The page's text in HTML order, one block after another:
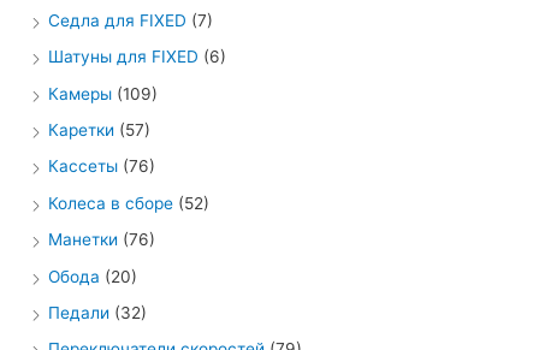
Седла для FIXED (7)
Шатуны для FIXED (6)
Камеры (109)
Каретки (57)
Кассеты (76)
Колеса в сборе (52)
Манетки (76)
Обода (20)
Педали (32)